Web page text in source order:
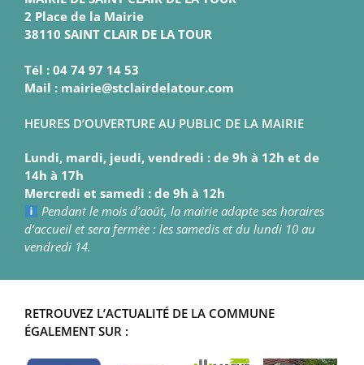
2 Place de la Mairie
38110 SAINT CLAIR DE LA TOUR
Tél : 04 74 97 14 53
Mail : mairie@stclairdelatour.com
HEURES D’OUVERTURE AU PUBLIC DE LA MAIRIE
Lundi, mardi, jeudi, vendredi : de 9h à 12h et de
14h à 17h
Mercredi et samedi : de 9h à 12h
Pendant le mois d’août, la mairie adapte ses horaires
d’accueil et sera fermée : les samedis et du lundi 10 au
vendredi 14.
RETROUVEZ L’ACTUALITÉ DE LA COMMUNE
ÉGALEMENT SUR :